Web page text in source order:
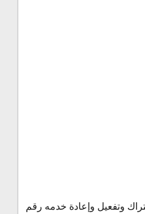
وتفعيل وإعادة خدمه رقم